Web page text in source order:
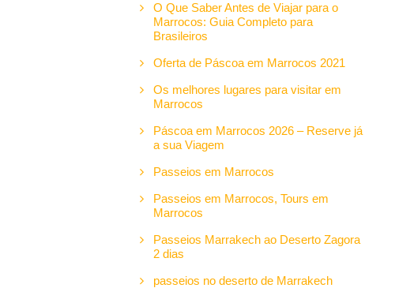
O Que Saber Antes de Viajar para o
Marrocos: Guia Completo para
Brasileiros
Oferta de Páscoa em Marrocos 2021
Os melhores lugares para visitar em
Marrocos
Páscoa em Marrocos 2026 – Reserve já
a sua Viagem
Passeios em Marrocos
Passeios em Marrocos, Tours em
Marrocos
Passeios Marrakech ao Deserto Zagora
2 dias
passeios no deserto de Marrakech